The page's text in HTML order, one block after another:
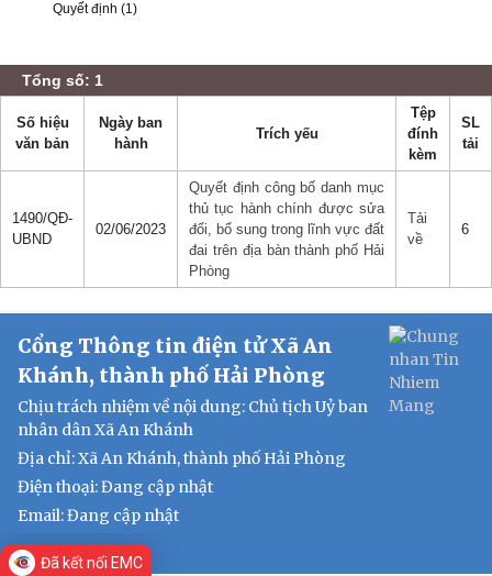
Quyết định (1)
Tổng số: 1
Số hiệu
văn bản
Ngày ban
hành
Trích yếu
Tệp
đính
kèm
SL
tải
1490/QĐ-
UBND
02/06/2023
Quyết định công bố danh mục
thủ tục hành chính được sửa
đổi, bổ sung trong lĩnh vực đất
đai trên địa bàn thành phố Hải
Phòng
Tải
về
6
Cổng Thông tin điện tử Xã An
Khánh, thành phố Hải Phòng
Chịu trách nhiệm về nội dung: Chủ tịch Uỷ ban
nhân dân Xã An Khánh
Địa chỉ: Xã An Khánh, thành phố Hải Phòng
Điện thoại: Đang cập nhật
Email:Đang cập nhật
Đã kết nối EMC